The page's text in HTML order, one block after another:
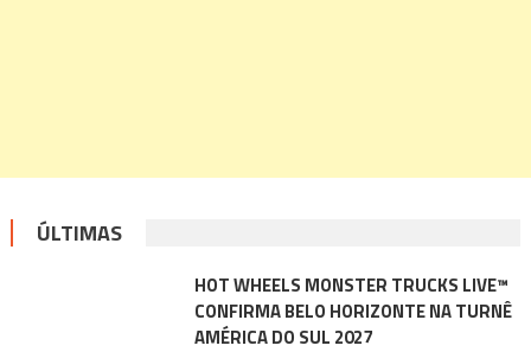
ÚLTIMAS
HOT WHEELS MONSTER TRUCKS LIVE™
CONFIRMA BELO HORIZONTE NA TURNÊ
AMÉRICA DO SUL 2027